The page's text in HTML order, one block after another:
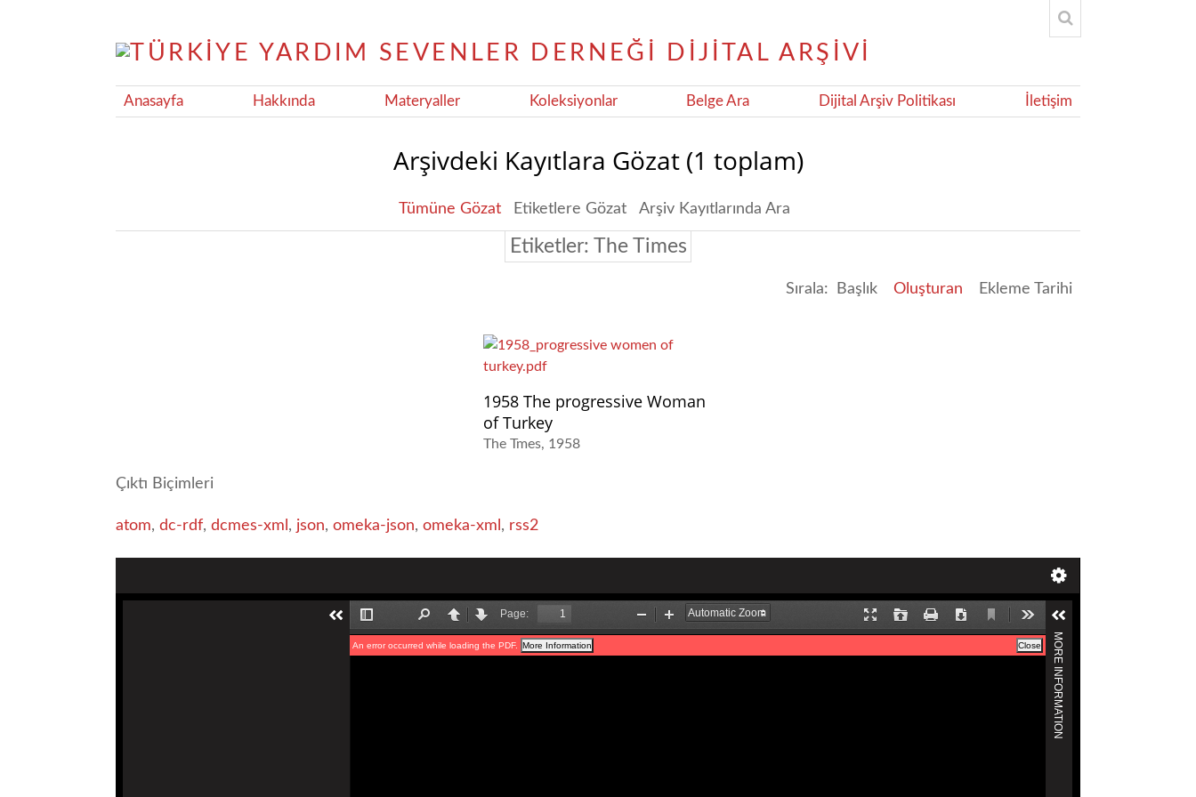
Anasayfa Hakkında Materyaller Koleksiyonlar Belge Ara Dijital Arşiv Politikası İletişim
Arşivdeki Kayıtlara Gözat (1 toplam)
Tümüne Gözat Etiketlere Gözat Arşiv Kayıtlarında Ara
Etiketler: The Times
Sırala: Başlık Oluşturan Ekleme Tarihi
1958 The progressive Woman
of Turkey
The Tmes 1958
Çıktı Biçimleri
atom,dc-rdf,dcmes-xml , json,omeka-json,omeka-xml , rss2